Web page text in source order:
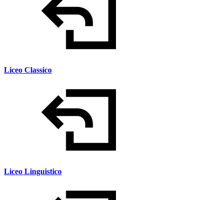
Liceo Classico
Liceo Linguistico